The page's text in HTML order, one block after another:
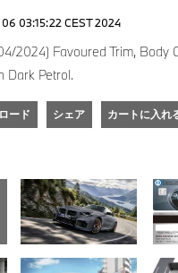
03:15:22 CEST 2024
2024) Favoured Trim, Body
Dark Petrol.
ード シェア カートに入れ